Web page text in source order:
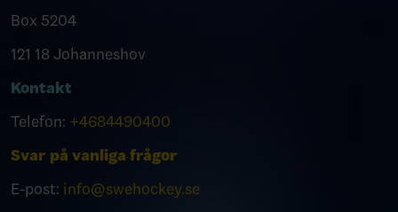
Box 5204
121 18 Johanneshov
Kontakt
Telefon: +4684490400
Svar på vanliga frågor
E-post: info@swehockey.se